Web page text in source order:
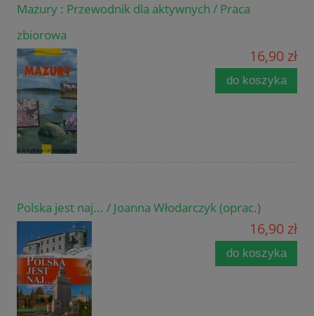
Mazury : Przewodnik dla aktywnych / Praca
zbiorowa
16,90 zł
do koszyka
Polska jest naj... / Joanna Włodarczyk (oprac.)
16,90 zł
do koszyka